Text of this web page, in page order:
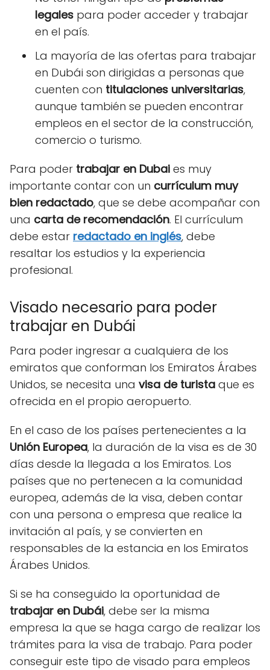
legales para poder acceder y trabajar
en el país.
La mayoría de las ofertas para trabajar
en Dubái son dirigidas a personas que
cuenten con titulaciones universitarias,
aunque también se pueden encontrar
empleos en el sector de la construcción,
comercio o turismo.
Para poder trabajar en Dubai es muy
importante contar con un currículum muy
bien redactado, que se debe acompañar con
una carta de recomendación. El currículum
debe estar redactado en inglés, debe
resaltar los estudios y la experiencia
profesional.
Visado necesario para poder
trabajar en Dubái
Para poder ingresar a cualquiera de los
emiratos que conforman los Emiratos Árabes
Unidos, se necesita una visa de turista que es
ofrecida en el propio aeropuerto.
En el caso de los países pertenecientes a la
Unión Europea, la duración de la visa es de 30
días desde la llegada a los Emiratos. Los
países que no pertenecen a la comunidad
europea, además de la visa, deben contar
con una persona o empresa que realice la
invitación al país, y se convierten en
responsables de la estancia en los Emiratos
Árabes Unidos.
Si se ha conseguido la oportunidad de
trabajar en Dubái, debe ser la misma
empresa la que se haga cargo de realizar los
trámites para la visa de trabajo. Para poder
conseguir este tipo de visado para empleos